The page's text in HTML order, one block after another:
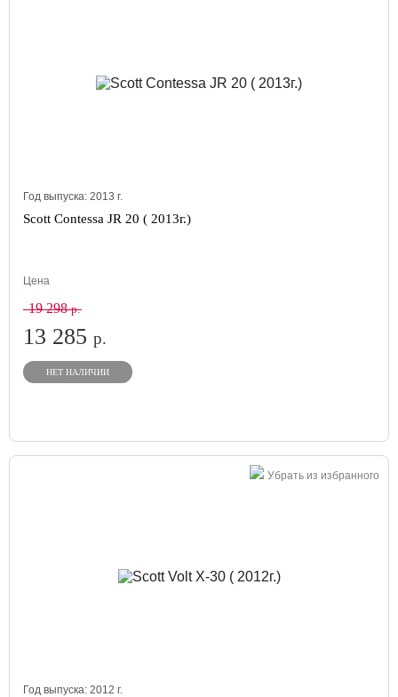
Год выпуска: 2013 г.
Scott Contessa JR 20 ( 2013г.)
Цена
19 298р.
13 285 р.
НЕТ НАЛИЧИИ
Убрать из избранного
Год выпуска: 2012 г.